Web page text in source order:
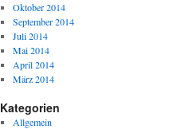
Oktober 2014
September 2014
Juli 2014
Mai 2014
April 2014
März 2014
Kategorien
Allgemein